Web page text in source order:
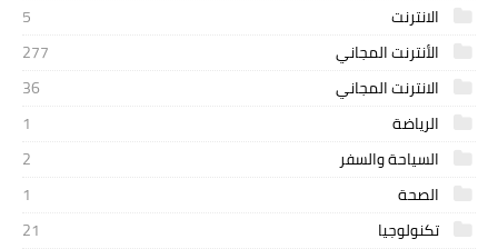
الانترنت
5
الأنترنت المجاني
277
الانترنت المجاني
36
الرياضة
1
السياحة والسفر
2
الصحة
1
تكنولوجيا
21